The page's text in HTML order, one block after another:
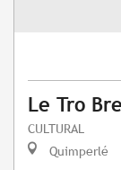
Le Tro
CULTURAL
Quimperlé